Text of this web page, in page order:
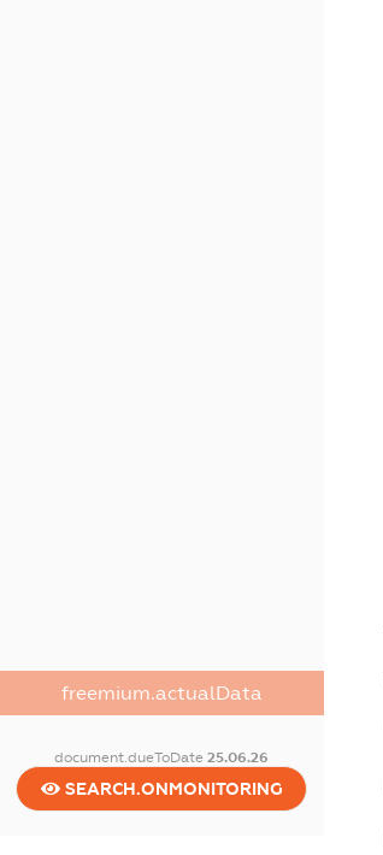
freemium.actualData
document.dueToDate25.06.26
SEARCH.ONMONITORING